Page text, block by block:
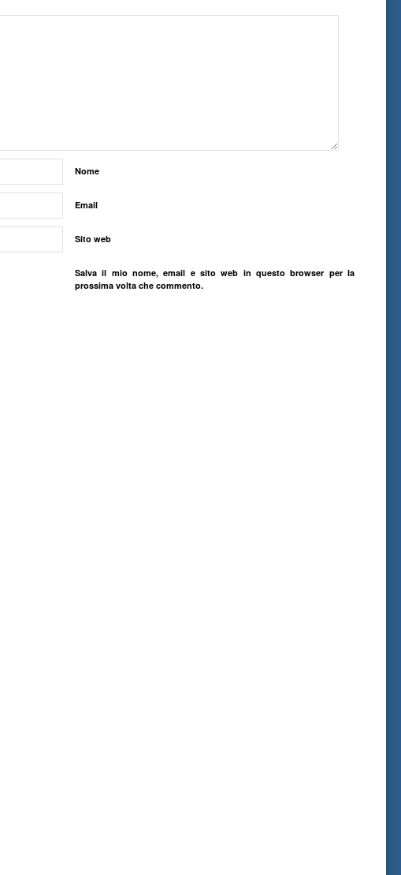
Nome
Email
Sito web
Salva il mio nome, email e sito web in questo browser per la
prossima volta che commento.